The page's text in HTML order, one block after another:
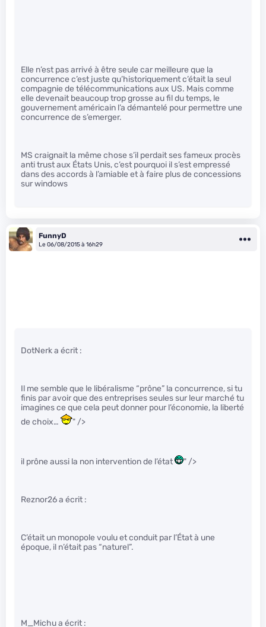
Elle n’est pas arrivé à être seule car meilleure que la
concurrence c’est juste qu’historiquement c’était la seul
compagnie de télécommunications aux US. Mais comme
elle devenait beaucoup trop grosse au fil du temps, le
gouvernement américain l’a démantelé pour permettre une
concurrence de s’emerger.
MS craignait la même chose s’il perdait ses fameux procès
anti trust aux États Unis, c’est pourquoi il s’est empressé
dans des accords à l’amiable et à faire plus de concessions
sur windows
FunnyD
Le 06/08/2015 à 16h29
DotNerk a écrit :
Il me semble que le libéralisme “prône” la concurrence, si tu
finis par avoir que des entreprises seules sur leur marché tu
imagines ce que cela peut donner pour l’économie, la liberté
de choix…
" />
il prône aussi la non intervention de l’état " />
Reznor26 a écrit :
C’était un monopole voulu et conduit par l’État à une
époque, il n’était pas “naturel”.
M_Michu a écrit :